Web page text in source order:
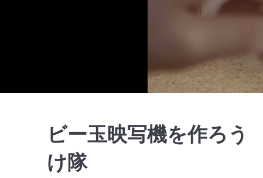
ビー玉映写機を作ろ
け隊